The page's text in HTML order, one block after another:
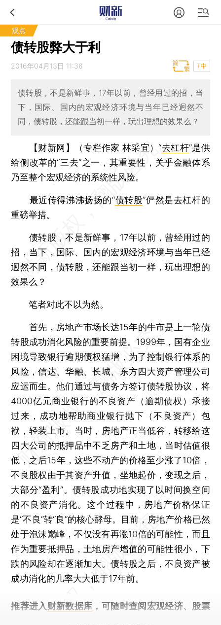
观点
债转股弊大于利
2016年04月13日 11:36 T中
债转股，不是新鲜事，17年以前，曾经用过的招，当
下，国际、国内的宏观经济环境与当年已经迥然不
同，债转股，还能跟当初一样，玩出理想的效果么？
【财新网】（专栏作家 林采宜）“去杠杆”是供
给侧改革的“三去”之一，其重要性，关乎金融体系
乃至整个宏观经济的系统性风险。
最近传得沸沸扬扬的“债转股”俨然是去杠杆的
重磅举措。
债转股，不是新鲜事，17年以前，曾经用过的
招，当下，国际、国内的宏观经济环境与当年已经
迥然不同，债转股，还能跟当初一样，玩出理想的
效果么？
笔者对此不以为然。
首先，房地产市场长达15年的牛市是上一轮债
转股成功消化风险的重要前提。1999年，国有企业
困境导致银行逾期债权猛增，为了控制银行体系的
风险，信达、华融、长城、东方四大资产管理公司
应运而生。他们通过与债务方签订债转股协议，将
4000亿元商业银行的不良资产（逾期债权）承接
过来，成功地帮助商业银行抛下（不良资产）包
袱，轻装上市。当时，房地产正当低谷，转移给这
四大公司的抵押品中不乏房产和土地，当时估值很
低，之后15年，这些不动产的价格至少涨了10倍，
不良股权由于其资产升值，坐地起价，变现之后，
大部分“盈利”。债转股成功地实现了以时间换空间
的不良资产消化。这个过程中，房地产价格保证
是“不良”转“良”的核心酵母。目前，房地产价格已然
处于泡沫巅峰，不仅没有再涨10倍的可能性，而且
作为重要抵押品，土地房产增值的可能性很小，下
跌的风险却在逐渐加大。债转股之后，不良资产被
成功消化的几率大大低于17年前。
推荐进入 财新数据库 ，可随时查阅宏观经济、股票